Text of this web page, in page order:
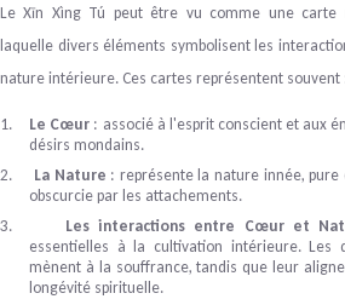
Le Xīn Xìng Tú peut être vu comme une carte
laquelle divers éléments symbolisent les
nature intérieure. Ces cartes représentent souvent
1. Le Cœur : associé à l'esprit conscient et aux
désirs mondains.
2.
La Nature : représente la nature innée,
obscurcie par les attachements.
3.
Les interactions entre Cœur et
essentielles à la cultivation intérieure. Les
mènent à la souffrance, tandis que leur
longévité spirituelle.